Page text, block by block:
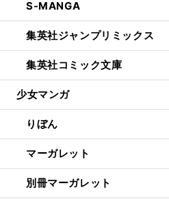
S-MANGA
集英社ジャンプリミックス
集英社コミック文庫
少女マンガ
りぼん
マーガレット
別冊マーガレット